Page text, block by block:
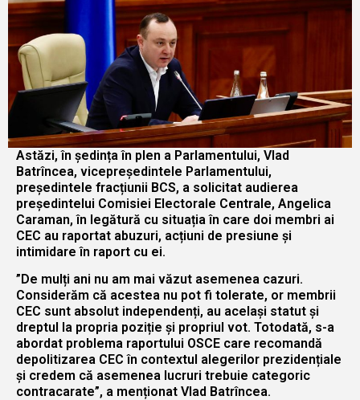
Astăzi, în ședința în plen a Parlamentului, Vlad
Batrîncea, vicepreședintele Parlamentului,
președintele fracțiunii BCS, a solicitat audierea
președintelui Comisiei Electorale Centrale, Angelica
Caraman, în legătură cu situația în care doi membri ai
CEC au raportat abuzuri, acțiuni de presiune și
intimidare în raport cu ei.
”De mulți ani nu am mai văzut asemenea cazuri.
Considerăm că acestea nu pot fi tolerate, or membrii
CEC sunt absolut independenți, au același statut și
dreptul la propria poziție și propriul vot. Totodată, s-a
abordat problema raportului OSCE care recomandă
depolitizarea CEC în contextul alegerilor prezidențiale
și credem că asemenea lucruri trebuie categoric
contracarate”, a menționat Vlad Batrîncea.